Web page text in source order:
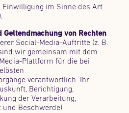
Einwilligung im Sinne des Art.
von Rechten
Social-Media-Auftritte (z. B.
wir gemeinsam mit dem
Plattform für die bei
verantwortlich. Ihr
Berichtigung,
der Verarbeitung,
und Beschwerde)